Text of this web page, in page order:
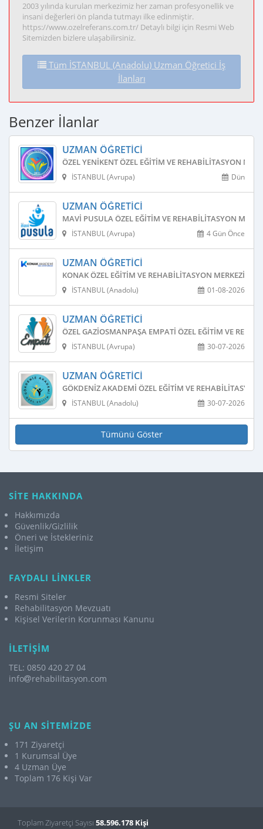
2003 yılında kurulan merkezimiz her zaman profesyonellik ve
insani değerleri ön planda tutmayı ilke edinmiştir.
https://www.ozelreferans.com.tr/ Detaylı bilgi için Resmi Web
Sitemizden bizlere ulaşabilirsiniz.
Tüm İSTANBUL (Anadolu) Uzman Öğretici İş
İlanları
Benzer İlanlar
UZMAN ÖĞRETICI
ÖZEL YENIKENT ÖZEL EĞITIM VE REHABILITASYON
Dün
İSTANBUL (Avrupa)
UZMAN ÖĞRETICI
MAVI PUSULA ÖZEL EĞITIM VE REHABILITASYON
4 Gün Önce
İSTANBUL (Avrupa)
UZMAN ÖĞRETICI
KONAK ÖZEL EĞITIM VE REHABILITASYON MERKEZI
01-08-2026
İSTANBUL (Anadolu)
UZMAN ÖĞRETICI
ÖZEL GAZIOSMANPAŞA EMPATI ÖZEL EĞITIM VE
30-07-2026
İSTANBUL (Avrupa)
UZMAN ÖĞRETICI
GÖKDENIZ AKADEMI ÖZEL EĞITIM VE REHABILITASYON
30-07-2026
İSTANBUL (Anadolu)
Tümünü Göster
SİTE HAKKINDA
Hakkımızda
Güvenlik/Gizlilik
Öneri ve İstekleriniz
İletişim
FAYDALI LİNKLER
Resmi Siteler
Rehabilitasyon Mevzuatı
Kişisel Verilerin Korunması Kanunu
İLETİŞİM
TEL: 0850 420 27 04
info
rehabilitasyon.com
ŞU AN SİTEMİZDE
171 Ziyaretçi
1 Kurumsal Üye
4 Uzman Üye
Toplam 176 Kişi Var
Toplam Ziyaretçi Sayısı 58.596.178 Kişi